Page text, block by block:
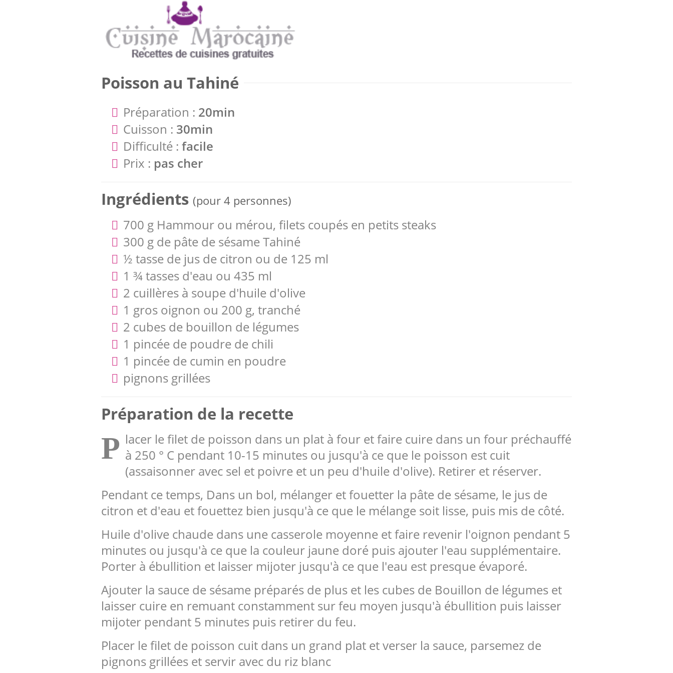
Poisson au Tahiné
Préparation : 20min
Cuisson : 30min
Difficulté : facile
Prix : pas cher
Ingrédients (pour 4 personnes)
700 g Hammour ou mérou, filets coupés en petits steaks
300 g de pâte de sésame Tahiné
½ tasse de jus de citron ou de 125 ml
1 ¾ tasses d'eau ou 435 ml
2 cuillères à soupe d'huile d'olive
1 gros oignon ou 200 g, tranché
2 cubes de bouillon de légumes
1 pincée de poudre de chili
1 pincée de cumin en poudre
pignons grillées
Préparation de la recette
P lacer le filet de poisson dans un plat à four et faire cuire dans un four préchauffé
à 250 ° C pendant 10-15 minutes ou jusqu'à ce que le poisson est cuit
(assaisonner avec sel et poivre et un peu d'huile d'olive). Retirer et réserver.
Pendant ce temps, Dans un bol, mélanger et fouetter la pâte de sésame, le jus de
citron et d'eau et fouettez bien jusqu'à ce que le mélange soit lisse, puis mis de côté.
Huile d'olive chaude dans une casserole moyenne et faire revenir l'oignon pendant 5
minutes ou jusqu'à ce que la couleur jaune doré puis ajouter l'eau supplémentaire.
Porter à ébullition et laisser mijoter jusqu'à ce que l'eau est presque évaporé.
Ajouter la sauce de sésame préparés de plus et les cubes de Bouillon de légumes et
laisser cuire en remuant constamment sur feu moyen jusqu'à ébullition puis laisser
mijoter pendant 5 minutes puis retirer du feu.
Placer le filet de poisson cuit dans un grand plat et verser la sauce, parsemez de
pignons grillées et servir avec du riz blanc